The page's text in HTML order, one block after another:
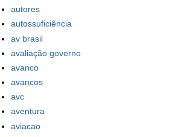
autores
autossuficiência
av brasil
avaliação governo
avanco
avancos
avc
aventura
aviacao